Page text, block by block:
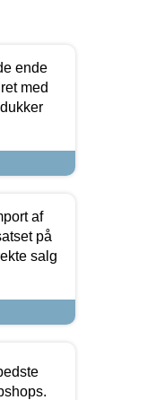
ende
med
af
på
salg